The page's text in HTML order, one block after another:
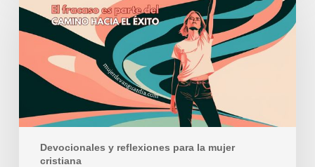
Devocionales y reflexiones para la mujer
cristiana
fracaso
del
camino
el
éxito